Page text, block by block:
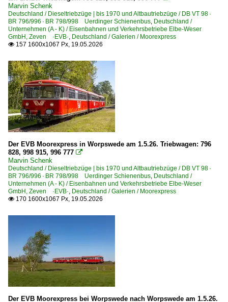
Marvin Schenk
Deutschland / Dieseltriebzüge | bis 1970 und Altbautriebzüge / DB VT 98 ·
BR 796/996 · BR 798/998 Uerdinger Schienenbus, Deutschland /
Unternehmen (A - K) / Eisenbahnen und Verkehrsbetriebe Elbe-Weser
GmbH, Zeven ·EVB·, Deutschland / Galerien / Moorexpress
 157 1600x1067 Px, 19.05.2026
Der EVB Moorexpress in Worpswede am 1.5.26. Triebwagen: 796
828, 998 915, 996 777 
Marvin Schenk
Deutschland / Dieseltriebzüge | bis 1970 und Altbautriebzüge / DB VT 98 ·
BR 796/996 · BR 798/998 Uerdinger Schienenbus, Deutschland /
Unternehmen (A - K) / Eisenbahnen und Verkehrsbetriebe Elbe-Weser
GmbH, Zeven ·EVB·, Deutschland / Galerien / Moorexpress
 170 1600x1067 Px, 19.05.2026
Der EVB Moorexpress bei Worpswede nach Worpswede am 1.5.26.